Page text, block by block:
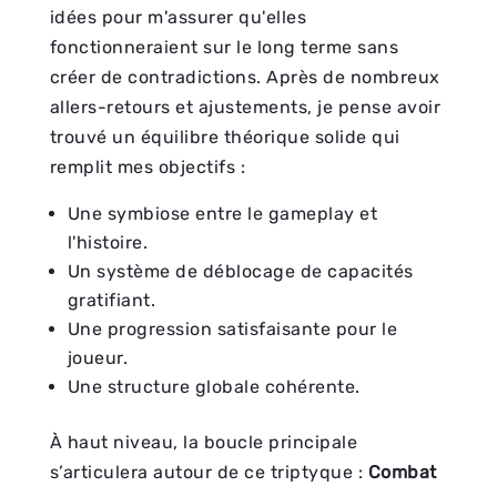
idées pour m'assurer qu'elles
fonctionneraient sur le long terme sans
créer de contradictions. Après de nombreux
allers-retours et ajustements, je pense avoir
trouvé un équilibre théorique solide qui
remplit mes objectifs :
Une symbiose entre le gameplay et
l'histoire.
Un système de déblocage de capacités
gratifiant.
Une progression satisfaisante pour le
joueur.
Une structure globale cohérente.
À haut niveau, la boucle principale
s’articulera autour de ce triptyque : Combat